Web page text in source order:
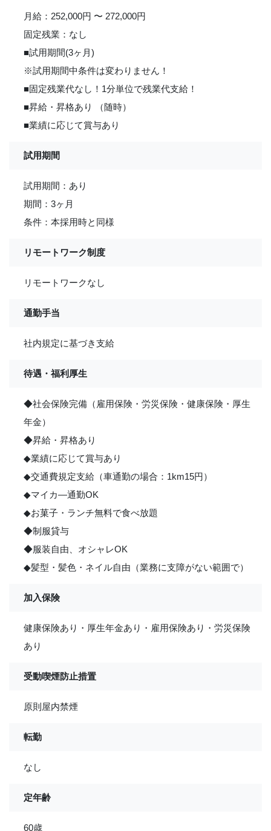
月給：252,000円 〜 272,000円
固定残業：なし
■試用期間(3ヶ月)
※試用期間中条件は変わりません！
■固定残業代なし！1分単位で残業代支給！
■昇給・昇格あり （随時）
■業績に応じて賞与あり
試用期間
試用期間：あり
期間：3ヶ月
条件：本採用時と同様
リモートワーク制度
リモートワークなし
通勤手当
社内規定に基づき支給
待遇・福利厚生
◆社会保険完備（雇用保険・労災保険・健康保険・厚生
年金）
◆昇給・昇格あり
◆業績に応じて賞与あり
◆交通費規定支給（車通勤の場合：1km15円）
◆マイカ―通勤OK
◆お菓子・ランチ無料で食べ放題
◆制服貸与
◆服装自由、オシャレOK
◆髪型・髪色・ネイル自由（業務に支障がない範囲で）
加入保険
健康保険あり・厚生年金あり・雇用保険あり・労災保険
あり
受動喫煙防止措置
原則屋内禁煙
転勤
なし
定年齢
60歳